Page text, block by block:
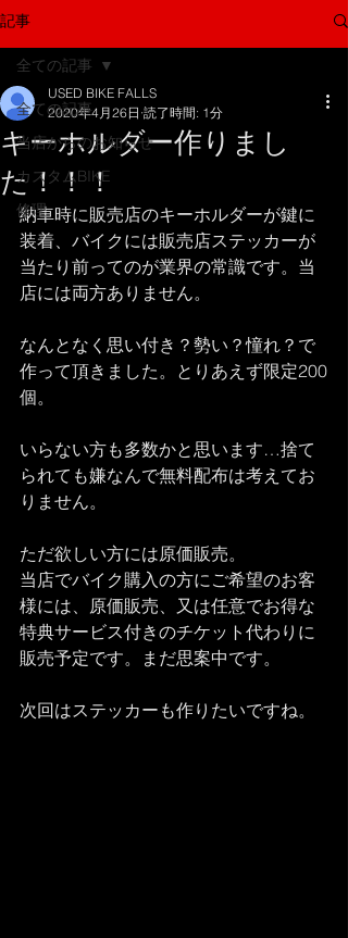
記事
全ての記事
当店からのお知らせ
カスタムBIKE
修理
全ての記事
キーホルダー作りまし
た！！！
USED BIKE FALLS
2020年4月26日 読了時間: 1分
納車時に販売店のキーホルダーが鍵に
装着、バイクには販売店ステッカーが
当たり前ってのが業界の常識です。当
店には両方ありません。
なんとなく思い付き？勢い？憧れ？で
作って頂きました。とりあえず限定200
個。
いらない方も多数かと思います…捨て
られても嫌なんで無料配布は考えてお
りません。
ただ欲しい方には原価販売。
当店でバイク購入の方にご希望のお客
様には、原価販売、又は任意でお得な
特典サービス付きのチケット代わりに
販売予定です。まだ思案中です。
次回はステッカーも作りたいですね。